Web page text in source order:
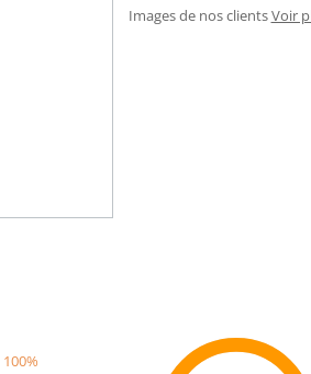
Images de nos clientsVoir
100%